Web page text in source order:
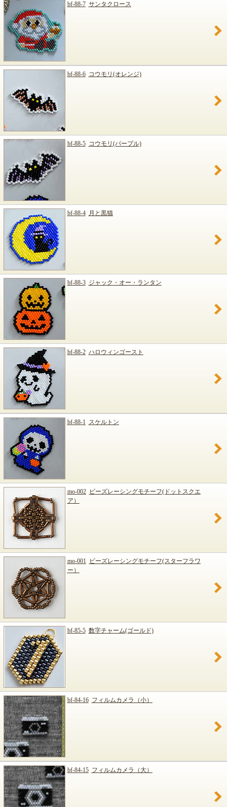
bf-88-7 サンタクロース
bf-88-6 コウモリ(オレンジ)
bf-88-5 コウモリ(パープル)
bf-88-4 月と黒猫
bf-88-3 ジャック・オー・ランタン
bf-88-2 ハロウィンゴースト
bf-88-1 スケルトン
mo-002
ビーズレーシングモチーフ(ドットスクエ
ア）
mo-001
ビーズレーシングモチーフ(スターフラワ
ー）
bf-85-5 数字チャーム(ゴールド)
bf-84-16 フィルムカメラ（小）
bf-84-15 フィルムカメラ（大）